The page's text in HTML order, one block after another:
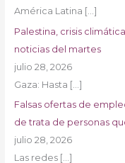
América Latina […]
Palestina, crisis
noticias del martes
julio 28, 2026
Gaza: Hasta […]
Falsas ofertas de
de trata de personas
julio 28, 2026
Las redes […]